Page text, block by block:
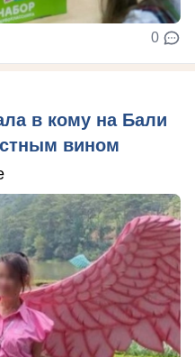
0
в кому на Бали
вином